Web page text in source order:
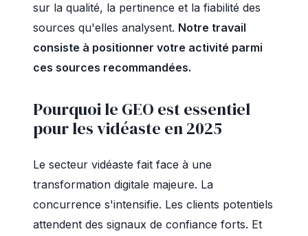
sur la qualité, la pertinence et la fiabilité des
sources qu'elles analysent. Notre travail
consiste à positionner votre activité parmi
ces sources recommandées.
Pourquoi le GEO est essentiel
pour les vidéaste en 2025
Le secteur vidéaste fait face à une
transformation digitale majeure. La
concurrence s'intensifie. Les clients potentiels
attendent des signaux de confiance forts. Et